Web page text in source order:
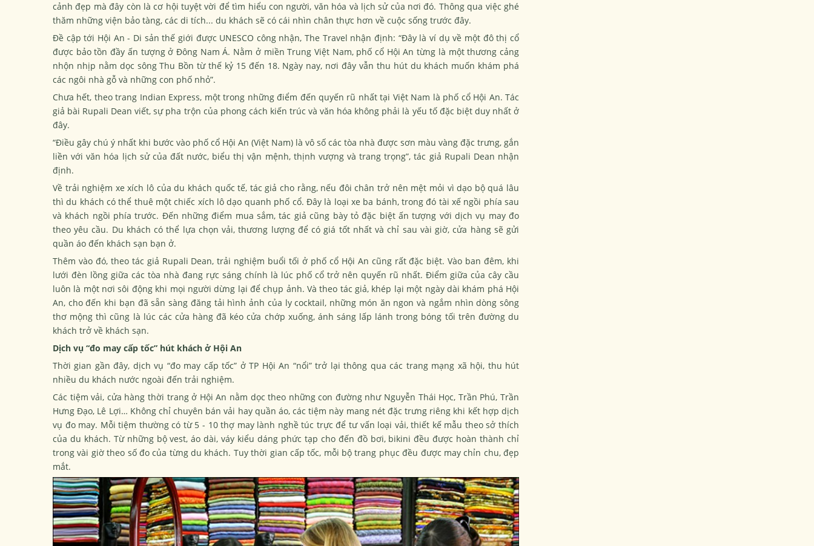
cảnh đẹp mà đây còn là cơ hội tuyệt vời để tìm hiểu con người, văn hóa và lịch sử của nơi đó. Thông qua việc ghé
thăm những viện bảo tàng, các di tích... du khách sẽ có cái nhìn chân thực hơn về cuộc sống trước đây.
Đề cập tới Hội An - Di sản thế giới được UNESCO công nhận, The Travel nhận định: “Đây là ví dụ về một đô thị cổ
được bảo tồn đầy ấn tượng ở Đông Nam Á. Nằm ở miền Trung Việt Nam, phố cổ Hội An từng là một thương cảng
nhộn nhịp nằm dọc sông Thu Bồn từ thế kỷ 15 đến 18. Ngày nay, nơi đây vẫn thu hút du khách muốn khám phá
các ngôi nhà gỗ và những con phố nhỏ”.
Chưa hết, theo trang Indian Express, một trong những điểm đến quyến rũ nhất tại Việt Nam là phố cổ Hội An. Tác
giả bài Rupali Dean viết, sự pha trộn của phong cách kiến trúc và văn hóa không phải là yếu tố đặc biệt duy nhất ở
đây.
“Điều gây chú ý nhất khi bước vào phố cổ Hội An (Việt Nam) là vô số các tòa nhà được sơn màu vàng đặc trưng, gắn
liền với văn hóa lịch sử của đất nước, biểu thị vận mệnh, thịnh vượng và trang trọng”, tác giả Rupali Dean nhận
định.
Về trải nghiệm xe xích lô của du khách quốc tế, tác giả cho rằng, nếu đôi chân trở nên mệt mỏi vì dạo bộ quá lâu
thì du khách có thể thuê một chiếc xích lô dạo quanh phố cổ. Đây là loại xe ba bánh, trong đó tài xế ngồi phía sau
và khách ngồi phía trước. Đến những điểm mua sắm, tác giả cũng bày tỏ đặc biệt ấn tượng với dịch vụ may đo
theo yêu cầu. Du khách có thể lựa chọn vải, thương lượng để có giá tốt nhất và chỉ sau vài giờ, cửa hàng sẽ gửi
quần áo đến khách sạn bạn ở.
Thêm vào đó, theo tác giả Rupali Dean, trải nghiệm buổi tối ở phố cổ Hội An cũng rất đặc biệt. Vào ban đêm, khi
lưới đèn lồng giữa các tòa nhà đang rực sáng chính là lúc phố cổ trở nên quyến rũ nhất. Điểm giữa của cây cầu
luôn là một nơi sôi động khi mọi người dừng lại để chụp ảnh. Và theo tác giả, khép lại một ngày dài khám phá Hội
An, cho đến khi bạn đã sẵn sàng đăng tải hình ảnh của ly cocktail, những món ăn ngon và ngắm nhìn dòng sông
thơ mộng thì cũng là lúc các cửa hàng đã kéo cửa chớp xuống, ánh sáng lấp lánh trong bóng tối trên đường du
khách trở về khách sạn.
Dịch vụ “đo may cấp tốc” hút khách ở Hội An
Thời gian gần đây, dịch vụ “đo may cấp tốc” ở TP Hội An “nổi” trở lại thông qua các trang mạng xã hội, thu hút
nhiều du khách nước ngoài đến trải nghiệm.
Các tiệm vải, cửa hàng thời trang ở Hội An nằm dọc theo những con đường như Nguyễn Thái Học, Trần Phú, Trần
Hưng Đạo, Lê Lợi… Không chỉ chuyên bán vải hay quần áo, các tiệm này mang nét đặc trưng riêng khi kết hợp dịch
vụ đo may. Mỗi tiệm thường có từ 5 - 10 thợ may lành nghề túc trực để tư vấn loại vải, thiết kế mẫu theo sở thích
của du khách. Từ những bộ vest, áo dài, váy kiểu dáng phức tạp cho đến đồ bơi, bikini đều được hoàn thành chỉ
trong vài giờ theo số đo của từng du khách. Tuy thời gian cấp tốc, mỗi bộ trang phục đều được may chỉn chu, đẹp
mắt.